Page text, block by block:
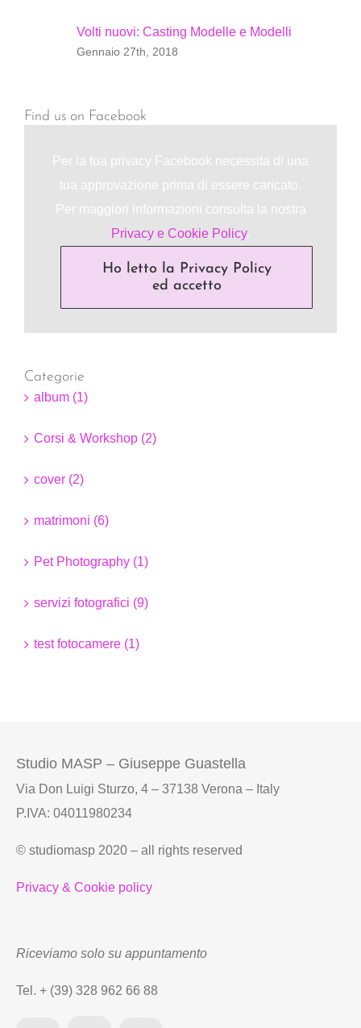
Volti nuovi: Casting Modelle e Modelli
Gennaio 27th, 2018
Find us on Facebook
Per la tua privacy Facebook necessita di una
tua approvazione prima di essere caricato.
Per maggiori informazioni consulta la nostra
Privacy e Cookie Policy.
Ho letto la Privacy Policy
ed accetto
Categorie
album (1)
Corsi & Workshop (2)
cover (2)
matrimoni (6)
Pet Photography (1)
servizi fotografici (9)
test fotocamere (1)
Studio MASP – Giuseppe Guastella
Via Don Luigi Sturzo, 4 – 37138 Verona – Italy
P.IVA: 04011980234
© studiomasp 2020 – all rights reserved
Privacy & Cookie policy
Riceviamo solo su appuntamento
Tel. + (39) 328 962 66 88